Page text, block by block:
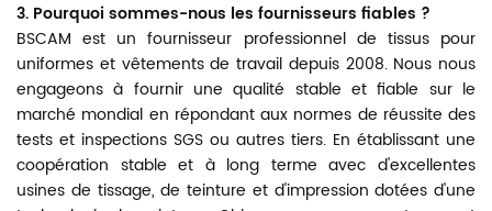
3. Pourquoi sommes-nous les fournisseurs fiables ?
BSCAMest un fournisseur professionnel de tissus pour
uniformes et vêtements de travail depuis 2008. Nous nous
engageons à fournir une qualité stable et fiable sur le
marché mondial en répondant aux normes de réussite des
tests et inspections SGS ou autres tiers. En établissant une
coopération stable et à long terme avec d'excellentes
usines de tissage, de teinture et d'impression dotées d'une